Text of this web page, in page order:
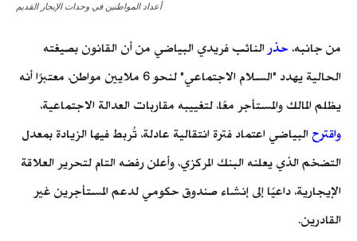
أعداد المواطنين في وحدات الإيجار القديم
من جانبه، حذر النائب فريدي البياضي من أن القانون بصيغته
الحالية يهدد "السلام الاجتماعي" لنحو 6 ملايين مواطن، معتبرًا أنه
يظلم المالك والمستأجر معًا، لتغييبه مقاربات العدالة الاجتماعية،
واقترح البياضي اعتماد فترة انتقالية عادلة، تُربط فيها الزيادة بمعدل
التضخم الذي يعلنه البنك المركزي، وأعلن رفضه التام لتحرير العلاقة
الإيجارية، داعيًا إلى إنشاء صندوق حكومي لدعم المستأجرين غير
القادرين.